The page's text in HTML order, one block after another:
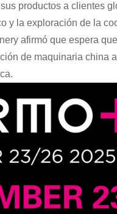
productos a clientes
y la exploración de la
afirmó que espera
de maquinaria china